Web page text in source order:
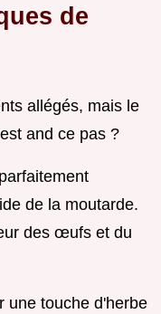
de
allégés, mais le
and ce pas ?
de la moutarde.
des œufs et du
une touche d'herbe